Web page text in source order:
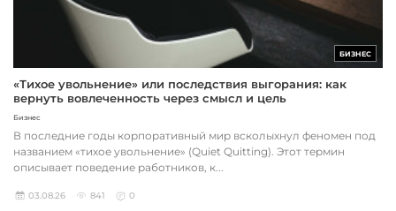
БИЗНЕС
«Тихое увольнение» или последствия выгорания: как
вернуть вовлеченность через смысл и цель
Бизнес
В последние годы корпоративный мир всколыхнул феномен под
названием «тихое увольнение» (Quiet Quitting). Этот термин
описывает поведение работников, к...
03.08.26 841 0